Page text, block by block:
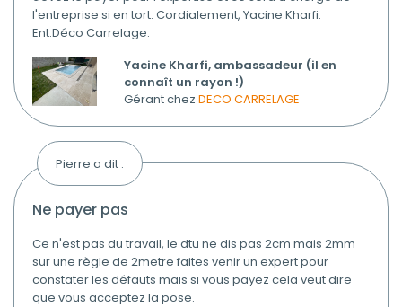
l'entreprise si en tort. Cordialement, Yacine Kharfi.
Ent.Déco Carrelage.
Yacine Kharfi, ambassadeur (il en
connaît un rayon !)
Gérant chez DECO CARRELAGE
Pierre a dit :
ne payer pas
Ce n'est pas du travail, le dtu ne dis pas 2cm mais 2mm
sur une règle de 2metre faites venir un expert pour
constater les défauts mais si vous payez cela veut dire
que vous acceptez la pose.